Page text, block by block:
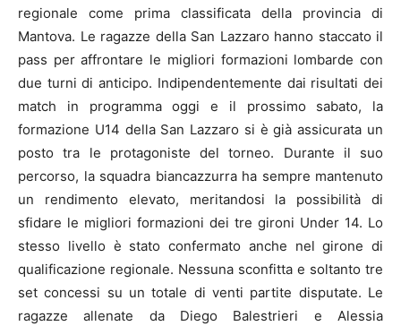
regionale come prima classificata della provincia di
Mantova. Le ragazze della San Lazzaro hanno staccato il
pass per affrontare le migliori formazioni lombarde con
due turni di anticipo. Indipendentemente dai risultati dei
match in programma oggi e il prossimo sabato, la
formazione U14 della San Lazzaro si è già assicurata un
posto tra le protagoniste del torneo. Durante il suo
percorso, la squadra biancazzurra ha sempre mantenuto
un rendimento elevato, meritandosi la possibilità di
sfidare le migliori formazioni dei tre gironi Under 14. Lo
stesso livello è stato confermato anche nel girone di
qualificazione regionale. Nessuna sconfitta e soltanto tre
set concessi su un totale di venti partite disputate. Le
ragazze allenate da Diego Balestrieri e Alessia